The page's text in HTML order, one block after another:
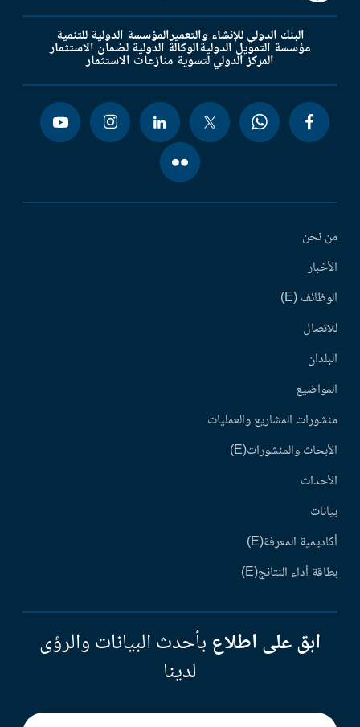
البنك الدولي للإنشاء والتعميرالمؤسسة الدولية للتنمية
مؤسسة التمويل الدوليةالوكالة الدولية لضمان الاستثمار
المركز الدولي لتسوية منازعات الاستثمار
من نحن
الأخبار
الوظائف (E)
للاتصال
البلدان
المواضيع
منشورات المشاريع والعمليات
الأبحاث والمنشورات(E)
الأحداث
بيانات
أكاديمية المعرفة(E)
بطاقة أداء النتائج(E)
ابق على اطلاع بأحدث البيانات والرؤى
لدينا